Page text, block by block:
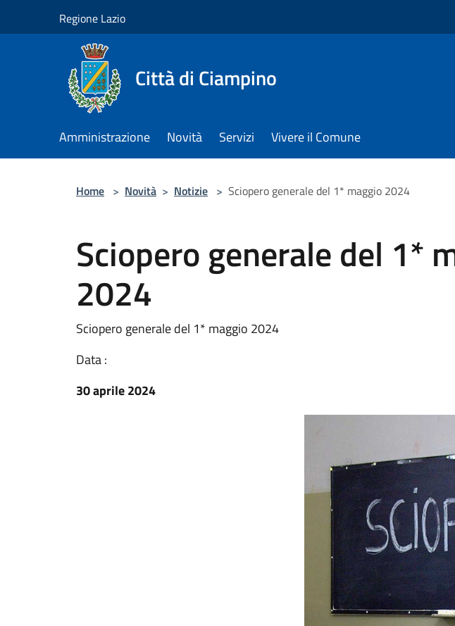
Regione Lazio
Città di Ciampino
Amministrazione Novità Servizi Vivere il Comune
Home > Novità > Notizie > Sciopero generale del 1* maggio 2024
Sciopero generale del 1*
2024
Sciopero generale del 1* maggio 2024
Data :
30 aprile 2024